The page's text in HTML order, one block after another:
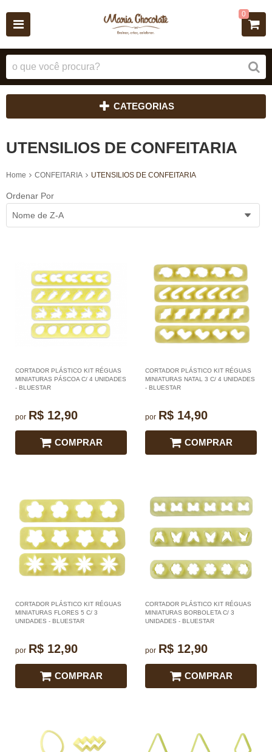
0
CATEGORIAS
UTENSILIOS DE CONFEITARIA
Home CONFEITARIA UTENSILIOS DE CONFEITARIA
Ordenar Por
Nome de Z-A
CORTADOR PLÁSTICO KIT RÉGUAS
MINIATURAS PÁSCOA C/ 4 UNIDADES
- BLUESTAR
por R$ 12,90
COMPRAR
CORTADOR PLÁSTICO KIT RÉGUAS
MINIATURAS NATAL 3 C/ 4 UNIDADES
- BLUESTAR
por R$ 14,90
COMPRAR
CORTADOR PLÁSTICO KIT RÉGUAS
MINIATURAS FLORES 5 C/ 3
UNIDADES - BLUESTAR
por R$ 12,90
COMPRAR
CORTADOR PLÁSTICO KIT RÉGUAS
MINIATURAS BORBOLETA C/ 3
UNIDADES - BLUESTAR
por R$ 12,90
COMPRAR